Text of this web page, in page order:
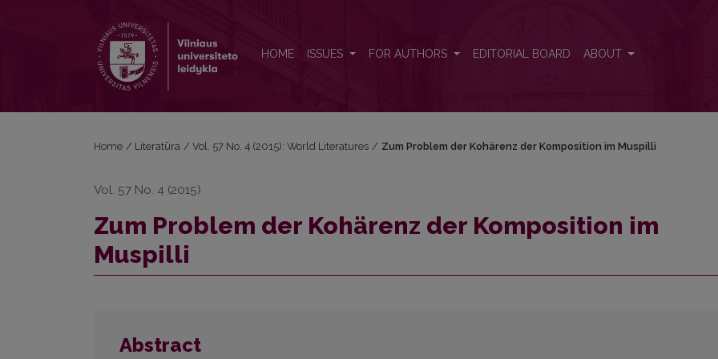
HOME ISSUES FOR AUTHORS EDITORIAL BOARD ABOUT
Home / Literatūra / Vol. 57 No. 4 (2015): World Literatures / Zum Problem der Kohärenz der Komposition im Muspilli
Vol. 57 No. 4 (2015)
Zum Problem der Kohärenz der Komposition im
Muspilli
Abstract